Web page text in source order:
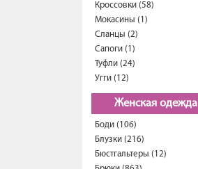
Кроссовки (58)
Мокасины (1)
Сланцы (2)
Сапоги (1)
Туфли (24)
Угги (12)
Женская одежда
Боди (106)
Блузки (216)
Бюстгальтеры (12)